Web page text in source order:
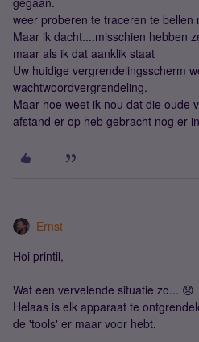
weer proberen te traceren te bellen
Maar ik dacht....misschien hebben
maar als ik dat aanklik staat
Uw huidige vergrendelingsscherm
wachtwoordvergrendeling.
Maar hoe weet ik nou dat die oude
afstand er op heb gebracht nog er
Ernst
Hoi printil,
Wat een vervelende situatie zo... 😞
Helaas is elk apparaat te
de 'tools' er maar voor hebt.